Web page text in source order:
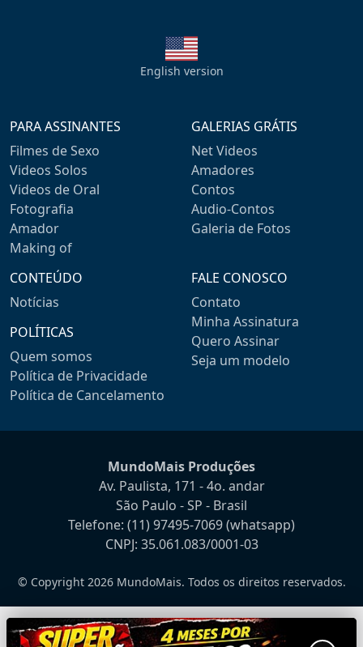
English version
PARA ASSINANTES
Filmes de Sexo
Videos Solos
Videos de Oral
Fotografia
Amador
Making of
GALERIAS GRÁTIS
Net Videos
Amadores
Contos
Audio-Contos
Galeria de Fotos
CONTEÚDO
Notícias
POLÍTICAS
Quem somos
Política de Privacidade
Política de Cancelamento
FALE CONOSCO
Contato
Minha Assinatura
Quero Assinar
Seja um modelo
MundoMais Produções
Av. Paulista, 171 - 4o. andar
São Paulo - SP - Brasil
Telefone: (11) 97495-7069(whatsapp)
CNPJ: 35.061.083/0001-03
© Copyright 2026 MundoMais. Todos os direitos reservados.